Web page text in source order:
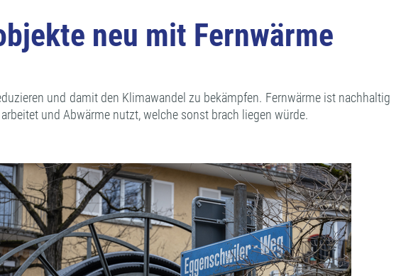
neu mit Fernwärme
und damit den Klimawandel zu bekämpfen. Fernwärme ist nachhaltig
und Abwärme nutzt, welche sonst brach liegen würde.